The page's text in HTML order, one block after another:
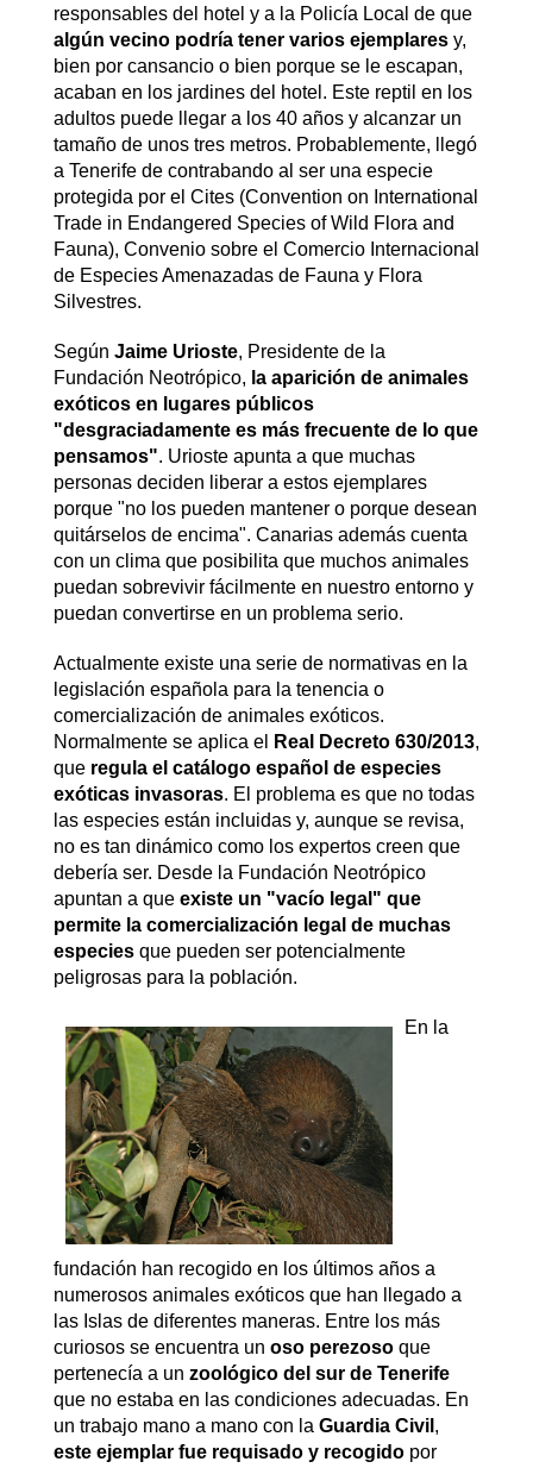
responsables del hotel y a la Policía Local de que
algún vecino podría tener varios ejemplaresy,
bien por cansancio o bien porque se le escapan,
acaban en los jardines del hotel. Este reptil en los
adultos puede llegar a los 40 años y alcanzar un
tamaño de unos tres metros. Probablemente, llegó
a Tenerife de contrabando al ser una especie
protegida por el Cites (Convention on International
Trade in Endangered Species of Wild Flora and
Fauna), Convenio sobre el Comercio Internacional
de Especies Amenazadas de Fauna y Flora
Silvestres.
Según Jaime Urioste, Presidente de la
Fundación Neotrópico, la aparición de animales
exóticos en lugares públicos
"desgraciadamente es más frecuente de lo que
pensamos". Urioste apunta a que muchas
personas deciden liberar a estos ejemplares
porque "no los pueden mantener o porque desean
quitárselos de encima". Canarias además cuenta
con un clima que posibilita que muchos animales
puedan sobrevivir fácilmente en nuestro entorno y
puedan convertirse en un problema serio.
Actualmente existe una serie de normativas en la
legislación española para la tenencia o
comercialización de animales exóticos.
Normalmente se aplica el
Real Decreto 630/2013,
que regula el catálogo español de especies
exóticas invasoras. El problema es que no todas
las especies están incluidas y, aunque se revisa,
no es tan dinámico como los expertos creen que
debería ser. Desde la Fundación Neotrópico
apuntan a que existe un "vacío legal" que
permite la comercialización legal de muchas
especies que pueden ser potencialmente
peligrosas para la población.
En la
fundación han recogido en los últimos años a
numerosos animales exóticos que han llegado a
las Islas de diferentes maneras. Entre los más
curiosos se encuentra un oso perezosoque
pertenecía a un zoológico del sur de Tenerife
que no estaba en las condiciones adecuadas. En
un trabajo mano a mano con la Guardia Civil ,
este ejemplar fue requisado y recogidopor